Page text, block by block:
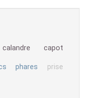
calandre capot
phares prise